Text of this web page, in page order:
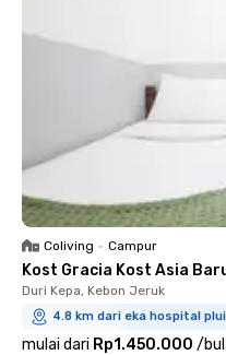
Coliving • Campur
Kost Gracia Kost Asia
Duri Kepa, Kebon Jeruk
4.8 km dari eka hospital
mulai dari Rp1.450.000 /